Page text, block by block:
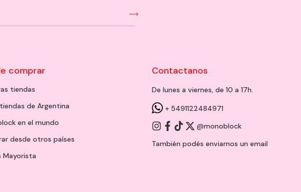
comprar
tiendas
de Argentina
en el mundo
desde otros países
Mayorista
Contactanos
De lunes a viernes, de 10 a 17h.
+ 5491122484971
@monoblock
También podés enviarnos un email